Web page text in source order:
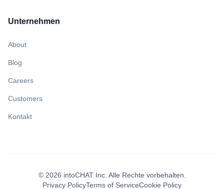
Unternehmen
About
Blog
Careers
Customers
Kontakt
© 2026 intoCHAT Inc. Alle Rechte vorbehalten.
Privacy PolicyTerms of ServiceCookie Policy